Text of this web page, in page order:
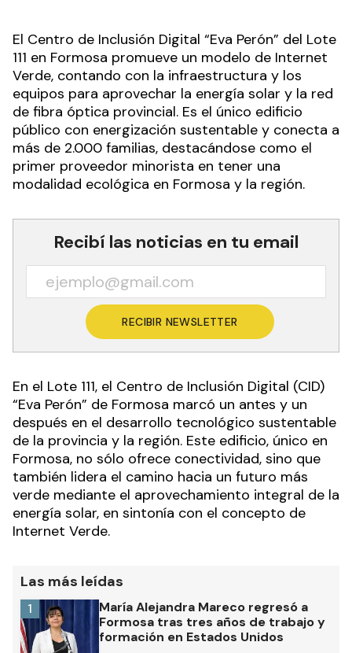
El Centro de Inclusión Digital “Eva Perón” del Lote
111 en Formosa promueve un modelo de Internet
Verde, contando con la infraestructura y los
equipos para aprovechar la energía solar y la red
de fibra óptica provincial. Es el único edificio
público con energización sustentable y conecta a
más de 2.000 familias, destacándose como el
primer proveedor minorista en tener una
modalidad ecológica en Formosa y la región.
Recibí las noticias en tu email
RECIBIR NEWSLETTER
En el Lote 111, el Centro de Inclusión Digital (CID)
“Eva Perón” de Formosa marcó un antes y un
después en el desarrollo tecnológico sustentable
de la provincia y la región. Este edificio, único en
Formosa, no sólo ofrece conectividad, sino que
también lidera el camino hacia un futuro más
verde mediante el aprovechamiento integral de la
energía solar, en sintonía con el concepto de
Internet Verde.
Las más leídas
María Alejandra Mareco regresó a
Formosa tras tres años de trabajo y
formación en Estados Unidos
1